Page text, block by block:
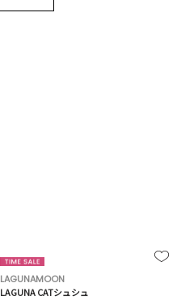
LAGUNAMOON
LAGUNA CATシュシュ